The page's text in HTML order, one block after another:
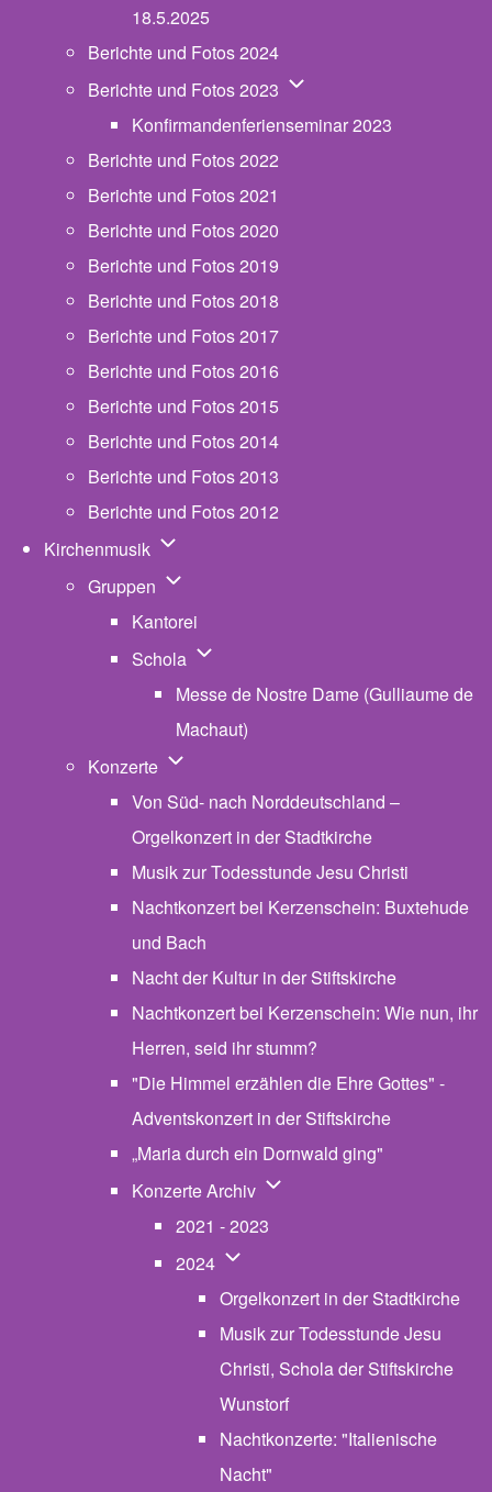
18.5.2025
Berichte und Fotos 2024
Berichte und Fotos 2023 Unternavigation von
Konfirmandenferienseminar 2023
Berichte und Fotos 2022
Berichte und Fotos 2021
Berichte und Fotos 2020
Berichte und Fotos 2019
Berichte und Fotos 2018
Berichte und Fotos 2017
Berichte und Fotos 2016
Berichte und Fotos 2015
Berichte und Fotos 2014
Berichte und Fotos 2013
Berichte und Fotos 2012
Kirchenmusik Unternavigation von Kirchenmusik
Gruppen Unternavigation von Gruppen
Kantorei
Schola Unternavigation von Schola
Messe de Nostre Dame (Gulliaume de
Machaut)
Konzerte Unternavigation von Konzerte
Von Süd- nach Norddeutschland –
Orgelkonzert in der Stadtkirche
Musik zur Todesstunde Jesu Christi
Nachtkonzert bei Kerzenschein: Buxtehude
und Bach
Nacht der Kultur in der Stiftskirche
Nachtkonzert bei Kerzenschein: Wie nun, ihr
Herren, seid ihr stumm?
"Die Himmel erzählen die Ehre Gottes" -
Adventskonzert in der Stiftskirche
„Maria durch ein Dornwald ging"
Konzerte Archiv Unternavigation von
2021 - 2023
2024 Unternavigation von 2024
Orgelkonzert in der Stadtkirche
Musik zur Todesstunde Jesu
Christi, Schola der Stiftskirche
Wunstorf
Nachtkonzerte: "Italienische
Nacht"